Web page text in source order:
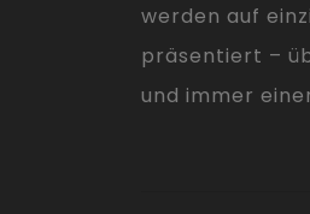
werden auf
präsentiert –
und immer